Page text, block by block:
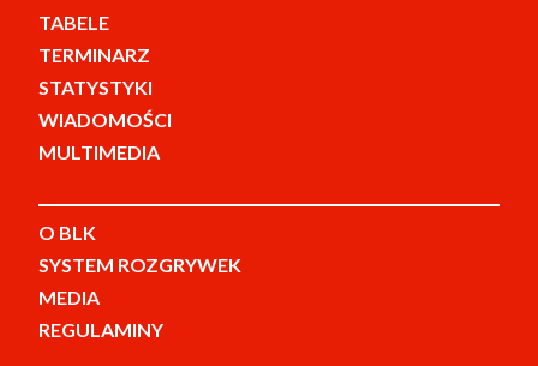
TABELE
TERMINARZ
STATYSTYKI
WIADOMOŚCI
MULTIMEDIA
O BLK
SYSTEM ROZGRYWEK
MEDIA
REGULAMINY